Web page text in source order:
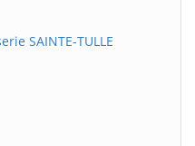
SAINTE-TULLE